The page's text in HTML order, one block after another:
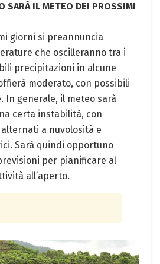
SARÀ IL METEO DEI PROSSIMI
giorni si preannuncia
che oscilleranno tra i
precipitazioni in alcune
moderato, con possibili
In generale, il meteo sarà
certa instabilità, con
a nuvolosità e
Sarà quindi opportuno
per pianificare al
all’aperto.